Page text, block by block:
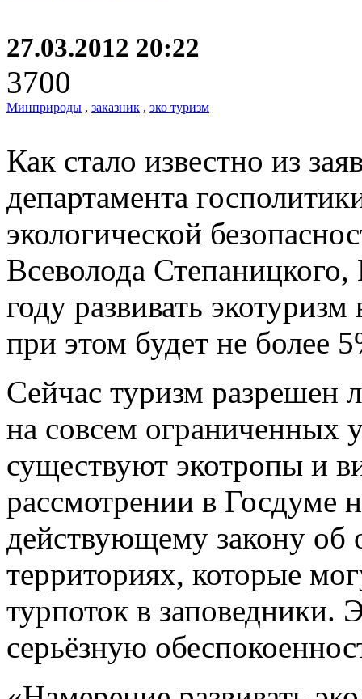
27.03.2012 20:22
3700
Минприроды , заказник , эко туризм
Как стало известно из
департамента
экологической
Всеволода
году развивать
при этом будет не более
Сейчас туризм разрешен
на совсем ограниченных
существуют экотропы и
рассмотрении в Госдуме
действующему закону
территориях, которые
турпоток в заповедники.
серьёзную